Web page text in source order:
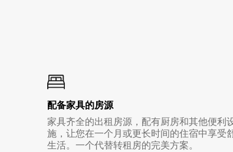
配备家具的房源
家具齐全的出租房源，配有厨房和其他便利
施，让您在一个月或更长时间的住宿中享受
生活。一个代替转租房的完美方案。